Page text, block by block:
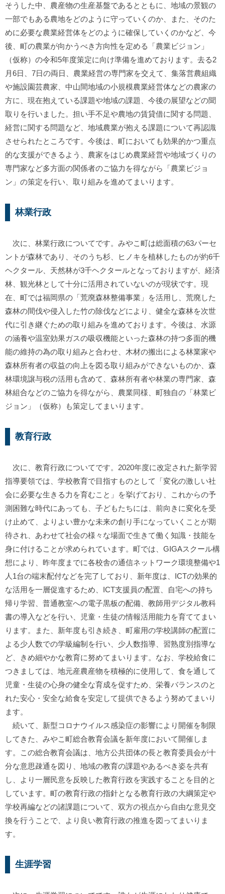
そうした中、農産物の生産基盤であるとともに、地域の景観の
一部でもある農地をどのように守っていくのか、また、そのた
めに必要な農業経営体をどのように確保していくのかなど、今
後、町の農業が向かうべき方向性を定める「農業ビジョン」
（仮称）の令和5年度策定に向け準備を進めております。去る2
月6日、7日の両日、農業経営の専門家を交えて、集落営農組織
や施設園芸農家、中山間地域の小規模農業経営体などの農家の
方に、現在抱えている課題や地域の課題、今後の展望などの聞
取りを行いました。担い手不足や農地の賃貸借に関する問題、
経営に関する問題など、地域農業が抱える課題について再認識
させられたところです。今後は、町においても効果的かつ重点
的な支援ができるよう、農家をはじめ農業経営や地域づくりの
専門家など多方面の関係者のご協力を得ながら「農業ビジョ
ン」の策定を行い、取り組みを進めてまいります。
林業行政
次に、林業行政についてです。みやこ町は総面積の63パーセ
ントが森林であり、そのうち杉、ヒノキを植林したものが約6千
ヘクタール、天然林が3千ヘクタールとなっておりますが、経済
林、観光林として十分に活用されていないのが現状です。現
在、町では福岡県の「荒廃森林整備事業」を活用し、荒廃した
森林の間伐や侵入した竹の除伐などにより、健全な森林を次世
代に引き継ぐための取り組みを進めております。今後は、水源
の涵養や温室効果ガスの吸収機能といった森林の持つ多面的機
能の維持の為の取り組みと合わせ、木材の搬出による林業家や
森林所有者の収益の向上を図る取り組みができないものか、森
林環境譲与税の活用も含めて、森林所有者や林業の専門家、森
林組合などのご協力を得ながら、農業同様、町独自の「林業ビ
ジョン」（仮称）も策定してまいります。
教育行政
次に、教育行政についてです。2020年度に改定された新学習
指導要領では、学校教育で目指すものとして「変化の激しい社
会に必要な生きる力を育むこと」を挙げており、これからの予
測困難な時代にあっても、子どもたちには、前向きに変化を受
け止めて、よりよい豊かな未来の創り手になっていくことが期
待され、あわせて社会の様々な場面で生きて働く知識・技能を
身に付けることが求められています。町では、GIGAスクール構
想により、昨年度までに各校舎の通信ネットワーク環境整備や1
人1台の端末配付などを完了しており、新年度は、ICTの効果的
な活用を一層促進するため、ICT支援員の配置、自宅への持ち
帰り学習、普通教室への電子黒板の配備、教師用デジタル教科
書の導入などを行い、児童・生徒の情報活用能力を育ててまい
ります。また、新年度も引き続き、町雇用の学校講師の配置に
よる少人数での学級編制を行い、少人数指導、習熟度別指導な
ど、きめ細やかな教育に努めてまいります。なお、学校給食に
つきましては、地元産農産物を積極的に使用して、食を通して
児童・生徒の心身の健全な育成を促すため、栄養バランスのと
れた安心・安全な給食を安定して提供できるよう努めてまいり
ます。
続いて、新型コロナウイルス感染症の影響により開催を制限
してきた、みやこ町総合教育会議を新年度において開催しま
す。この総合教育会議は、地方公共団体の長と教育委員会が十
分な意思疎通を図り、地域の教育の課題やあるべき姿を共有
し、より一層民意を反映した教育行政を実践することを目的と
しています。町の教育行政の指針となる教育行政の大綱策定や
学校再編などの諸課題について、双方の視点から自由な意見交
換を行うことで、より良い教育行政の推進を図ってまいりま
す。
生涯学習